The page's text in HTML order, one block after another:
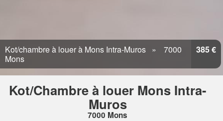
Kot/chambre à louer à Mons Intra-Muros
7000
Mons
385 €
Kot/Chambre à louer Mons Intra-
Muros
7000 Mons